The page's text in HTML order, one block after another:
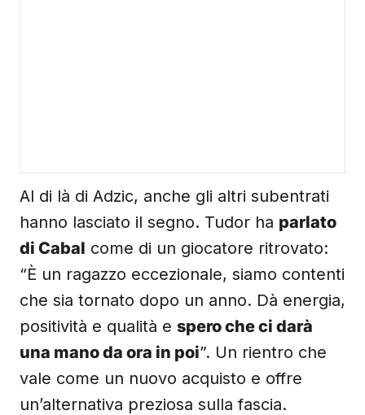
Al di là di Adzic, anche gli altri subentrati
hanno lasciato il segno. Tudor ha parlato
di Cabal come di un giocatore ritrovato:
“È un ragazzo eccezionale, siamo contenti
che sia tornato dopo un anno. Dà energia,
positività e qualità e spero che ci darà
una mano da ora in poi”. Un rientro che
vale come un nuovo acquisto e offre
un’alternativa preziosa sulla fascia.